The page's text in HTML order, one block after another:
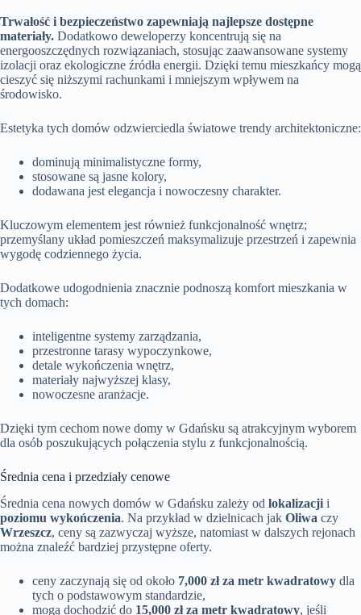
Trwałość i bezpieczeństwo zapewniają najlepsze dostępne
materiały. Dodatkowo deweloperzy koncentrują się na
energooszczędnych rozwiązaniach, stosując zaawansowane systemy
izolacji oraz ekologiczne źródła energii. Dzięki temu mieszkańcy mogą
cieszyć się niższymi rachunkami i mniejszym wpływem na
środowisko.
Estetyka tych domów odzwierciedla światowe trendy architektoniczne:
dominują minimalistyczne formy,
stosowane są jasne kolory,
dodawana jest elegancja i nowoczesny charakter.
Kluczowym elementem jest również funkcjonalność wnętrz;
przemyślany układ pomieszczeń maksymalizuje przestrzeń i zapewnia
wygodę codziennego życia.
Dodatkowe udogodnienia znacznie podnoszą komfort mieszkania w
tych domach:
inteligentne systemy zarządzania,
przestronne tarasy wypoczynkowe,
detale wykończenia wnętrz,
materiały najwyższej klasy,
nowoczesne aranżacje.
Dzięki tym cechom nowe domy w Gdańsku są atrakcyjnym wyborem
dla osób poszukujących połączenia stylu z funkcjonalnością.
Średnia cena i przedziały cenowe
Średnia cena nowych domów w Gdańsku zależy od lokalizacji i
poziomu wykończenia. Na przykład w dzielnicach jak Oliwa czy
Wrzeszcz, ceny są zazwyczaj wyższe, natomiast w dalszych rejonach
można znaleźć bardziej przystępne oferty.
ceny zaczynają się od około 7,000 zł za metr kwadratowy dla
tych o podstawowym standardzie,
mogą dochodzić do 15,000 zł za metr kwadratowy, jeśli